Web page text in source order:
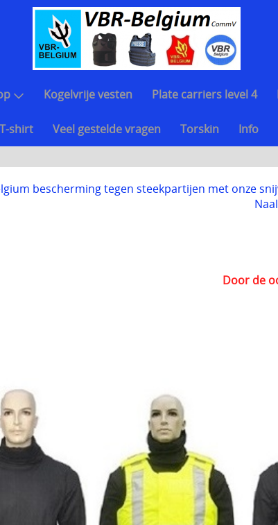
Kogelvrije vesten Plate carriers level 4
shirt Veel gestelde vragen Torskin Info
bescherming tegen steekpartijen met onze
Door de